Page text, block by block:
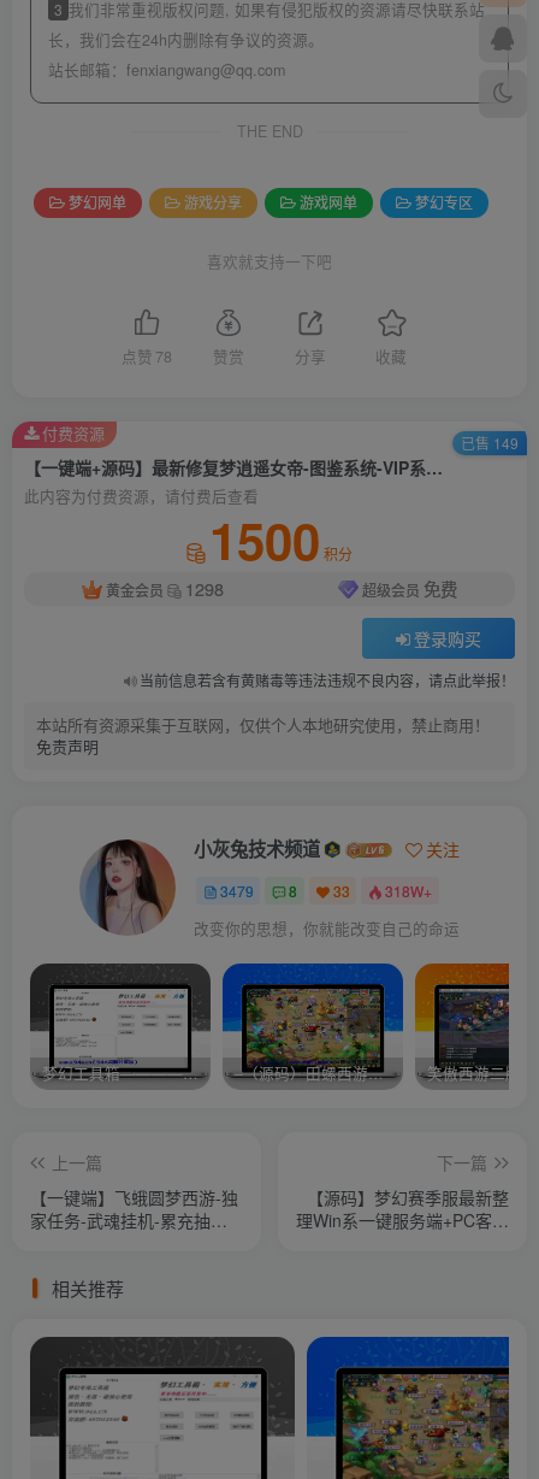
3 我们非常重视版权问题, 如果有侵犯版权的资源请尽快联系站
长，我们会在24h内删除有争议的资源。
站长邮箱： fenxiangwang@qq.com
THE END
梦幻网单 游戏分享 游戏网单 梦幻专区
喜欢就支持一下吧
点赞 78 赞赏 分享 收藏
【一键端+源码】最新修复梦逍遥女帝-图鉴系统-VIP系统-神兵异兽榜系统-挂机系统-抽奖系统-精炼系统-十八奇迹-战前施法-武神坛系统-更多自行体验-搭建教程-源码
此内容为付费资源，请付费后查看
1500 积分
黄金会员
1298 超级会员 免费
登录购买
当前信息若含有黄赌毒等违法违规不良内容，请点此举报！
本站所有资源采集于互联网，仅供个人本地研究使用，禁止商用！
免责声明
付费资源 已售 149
小灰兔技术频道 关注
3479 8 33 318W+
改变你的思想，你就能改变自己的命运
梦幻工具箱————-免费 –（源码）田螺西游9.0 假人摆摊18门派飞升渡劫化圣助战最新BB谛听…. 笑傲西游二版-
上一篇
【一键端】飞蛾圆梦西游-独
家任务-武魂挂机-累充抽奖-
下一篇
【源码】梦幻赛季服最新整
理Win系一键服务端+PC客户
相关推荐